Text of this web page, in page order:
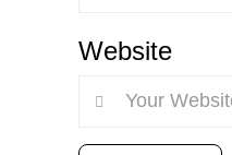
Website